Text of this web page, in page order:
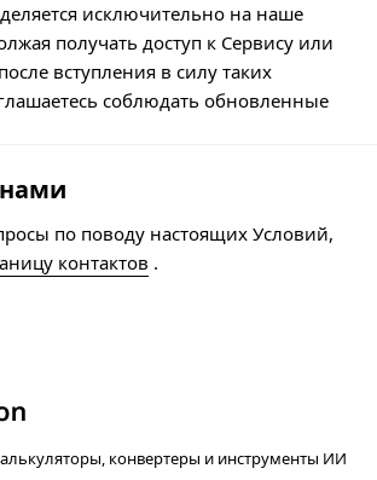
исключительно на наше
получать доступ к Сервису или
вступления в силу таких
соблюдать обновленные
по поводу настоящих Условий,
контактов .
конвертеры и инструменты ИИ